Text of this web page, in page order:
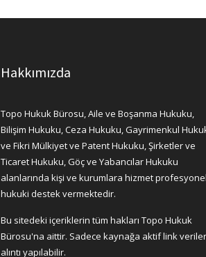
Hakkımızda
Topo Hukuk Bürosu, Aile ve Boşanma Hukuku,
Bilişim Hukuku, Ceza Hukuku, Gayrimenkul
ve Fikri Mülkiyet ve Patent Hukuku, Şirketler ve
Ticaret Hukuku, Göç ve Yabancılar Hukuku
alanlarında kişi ve kurumlara hizmet profesyonel
hukuki destek vermektedir.
Bu sitedeki içeriklerin tüm hakları Topo Hukuk
Bürosu'na aittir. Sadece kaynağa aktif link
alıntı yapılabilir.